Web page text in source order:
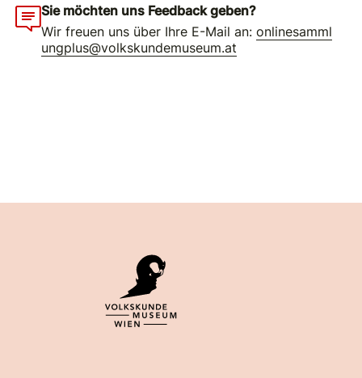
Sie möchten uns Feedback geben?
Wir freuen uns über Ihre E-Mail an:onlinesamml
ungplus@volkskundemuseum.at